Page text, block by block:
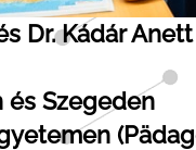
Dr. Kádár
és Szegeden